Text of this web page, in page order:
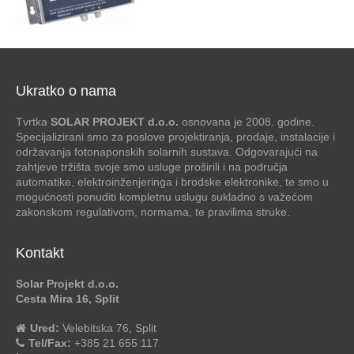
Ukratko o nama
Tvrtka SOLAR PROJEKT d.o.o. osnovana je 2008. godine.
Specijalizirani smo za poslove projektiranja, prodaje, instalacije i
održavanja fotonaponskih solarnih sustava. Odgovarajući na
zahtjeve tržišta svoje smo usluge proširili i na područja
automatike, elektroinženjeringa i brodske elektronike, te smo u
mogućnosti ponuditi kompletnu uslugu sukladno s važećom
zakonskom regulativom, normama, te pravilima struke.
Kontakt
Solar Projekt d.o.o.
Cesta Mira 16, Split
Ured: Velebitska 76, Split
Tel/Fax: +385 21 655 117